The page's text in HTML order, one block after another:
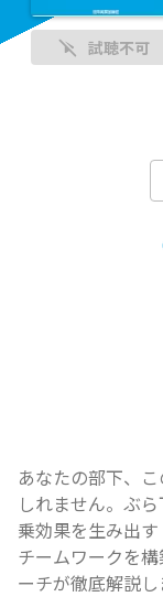
試聴不可
あなたの部下、
しれません。ぶ
乗効果を生み出
チームワークを
ーチが徹底解説